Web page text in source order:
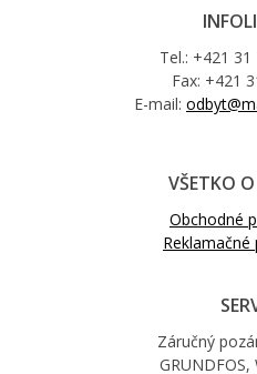
Tel.: +421
Fax: +421
E-mail:
VŠETKO
Obchodné
Záručný